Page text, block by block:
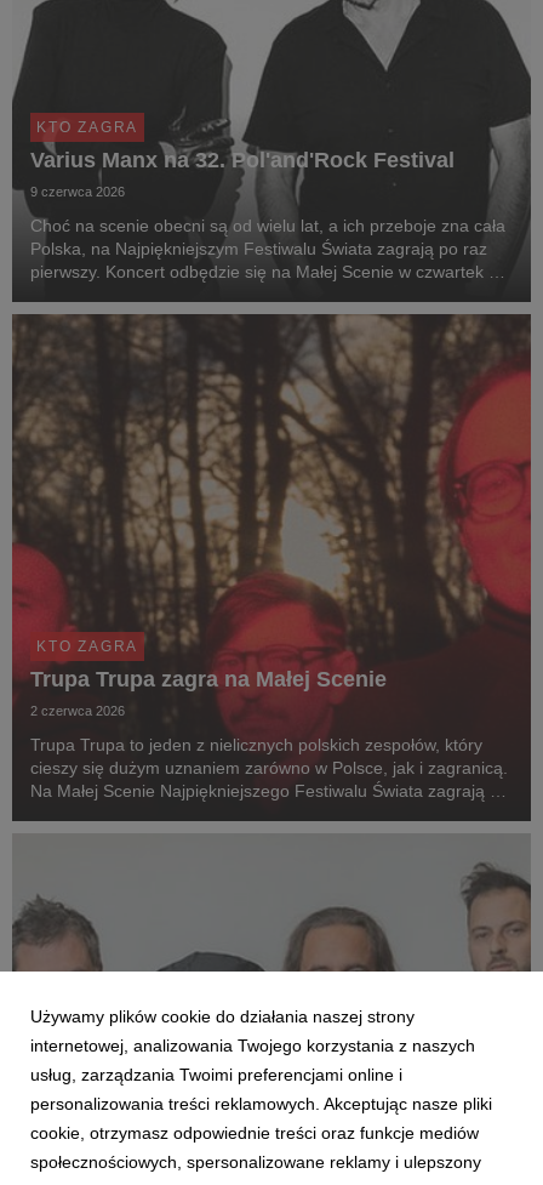
KTO ZAGRA
Varius Manx na 32. Pol'and'Rock Festival
9 czerwca 2026
Choć na scenie obecni są od wielu lat, a ich przeboje zna cała
Polska, na Najpiękniejszym Festiwalu Świata zagrają po raz
pierwszy. Koncert odbędzie się na Małej Scenie w czwartek 30
KTO ZAGRA
Trupa Trupa zagra na Małej Scenie
2 czerwca 2026
Trupa Trupa to jeden z nielicznych polskich zespołów, który
cieszy się dużym uznaniem zarówno w Polsce, jak i zagranicą.
Na Małej Scenie Najpiękniejszego Festiwalu Świata zagrają 1
KTO ZAGRA
Łzy zagrają na Małej Scenie 32. Pol'and'Rock
Używamy plików cookie do działania naszej strony
internetowej, analizowania Twojego korzystania z naszych
usług, zarządzania Twoimi preferencjami online i
personalizowania treści reklamowych. Akceptując nasze pliki
cookie, otrzymasz odpowiednie treści oraz funkcje mediów
społecznościowych, spersonalizowane reklamy i ulepszony